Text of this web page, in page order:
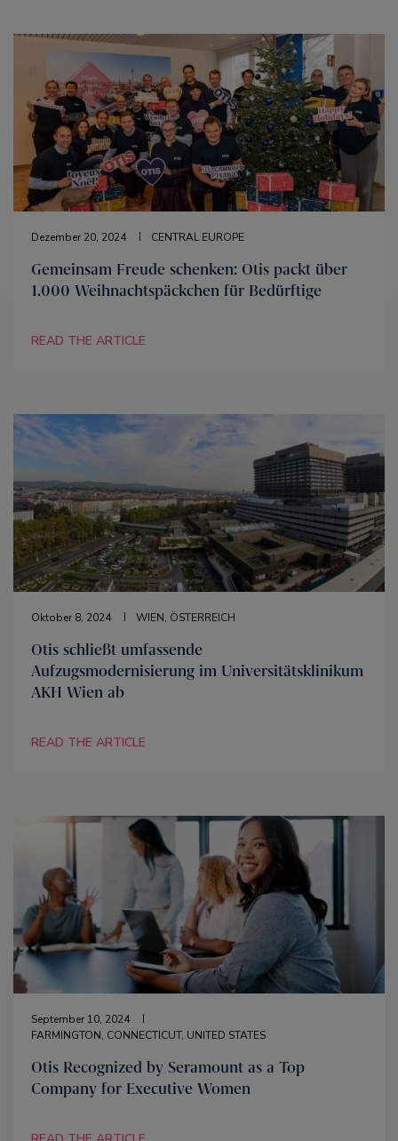
Dezember 20, 2024 CENTRAL EUROPE
Gemeinsam Freude schenken: Otis packt über
1.000 Weihnachtspäckchen für Bedürftige
READ THE ARTICLE
Oktober 8, 2024 WIEN, ÖSTERREICH
Otis schließt umfassende
Aufzugsmodernisierung im Universitätsklinikum
AKH Wien ab
READ THE ARTICLE
September 10, 2024
FARMINGTON, CONNECTICUT, UNITED STATES
Otis Recognized by Seramount as a Top
Company for Executive Women